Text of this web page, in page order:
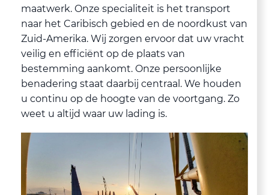
maatwerk. Onze specialiteit is het transport
naar het Caribisch gebied en de noordkust van
Zuid-Amerika. Wij zorgen ervoor dat uw vracht
veilig en efficiënt op de plaats van
bestemming aankomt. Onze persoonlijke
benadering staat daarbij centraal. We houden
u continu op de hoogte van de voortgang. Zo
weet u altijd waar uw lading is.